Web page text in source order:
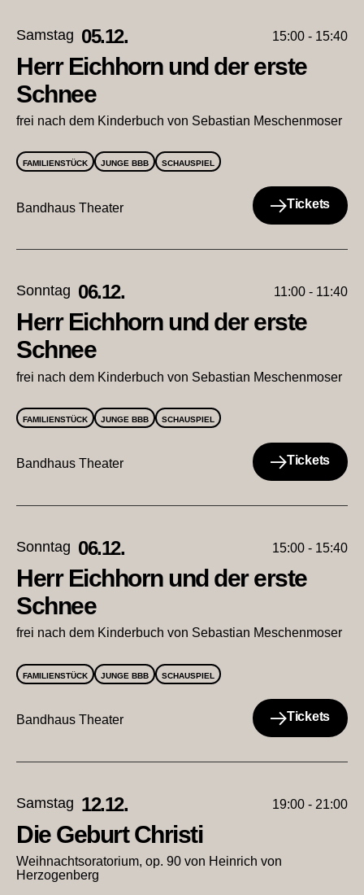
Samstag 05.12. 15:00 - 15:40
Herr Eichhorn und der erste
Schnee
frei nach dem Kinderbuch von Sebastian Meschenmoser
FAMILIENSTÜCK JUNGE BBB SCHAUSPIEL
Bandhaus Theater Tickets
Sonntag 06.12. 11:00 - 11:40
Herr Eichhorn und der erste
Schnee
frei nach dem Kinderbuch von Sebastian Meschenmoser
FAMILIENSTÜCK JUNGE BBB SCHAUSPIEL
Bandhaus Theater Tickets
Sonntag 06.12. 15:00 - 15:40
Herr Eichhorn und der erste
Schnee
frei nach dem Kinderbuch von Sebastian Meschenmoser
FAMILIENSTÜCK JUNGE BBB SCHAUSPIEL
Bandhaus Theater Tickets
Samstag 12.12. 19:00 - 21:00
Die Geburt Christi
Weihnachtsoratorium, op. 90 von Heinrich von
Herzogenberg